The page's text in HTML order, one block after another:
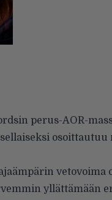
perus-AOR-
osoittautuu
vetovoima
yllättämään